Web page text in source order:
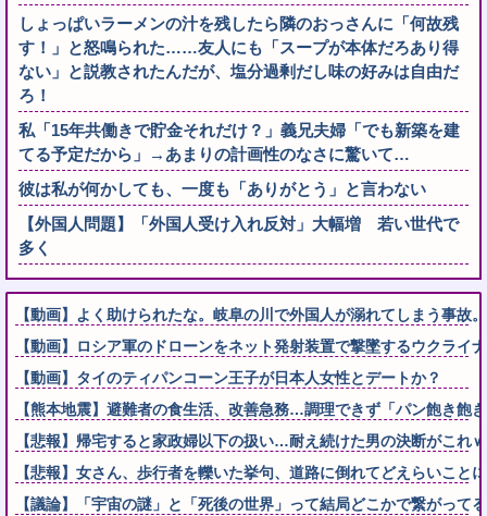
しょっぱいラーメンの汁を残したら隣のおっさんに「何故残
す！」と怒鳴られた……友人にも「スープが本体だろあり得
ない」と説教されたんだが、塩分過剰だし味の好みは自由だ
ろ！
私「15年共働きで貯金それだけ？」義兄夫婦「でも新築を建
てる予定だから」→あまりの計画性のなさに驚いて…
彼は私が何かしても、一度も「ありがとう」と言わない
【外国人問題】「外国人受け入れ反対」大幅増 若い世代で
多く
【動画】よく助けられたな。岐阜の川で外国人が溺れてしまう事故。
【動画】ロシア軍のドローンをネット発射装置で撃墜するウクライ
【動画】タイのティパンコーン王子が日本人女性とデートか？
【熊本地震】避難者の食生活、改善急務…調理できず「パン飽き飽
【悲報】帰宅すると家政婦以下の扱い…耐え続けた男の決断がこれ
【悲報】女さん、歩行者を轢いた挙句、道路に倒れてどえらいこ
【議論】「宇宙の謎」と「死後の世界」って結局どこかで繋がって